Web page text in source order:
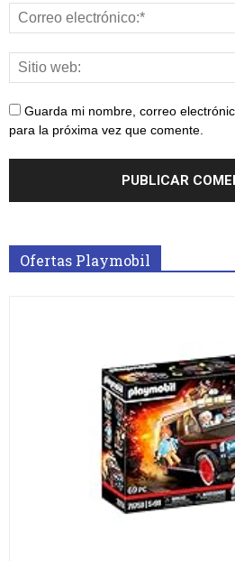
Guarda mi nombre, correo
para la próxima vez que comente.
Ofertas Playmobil